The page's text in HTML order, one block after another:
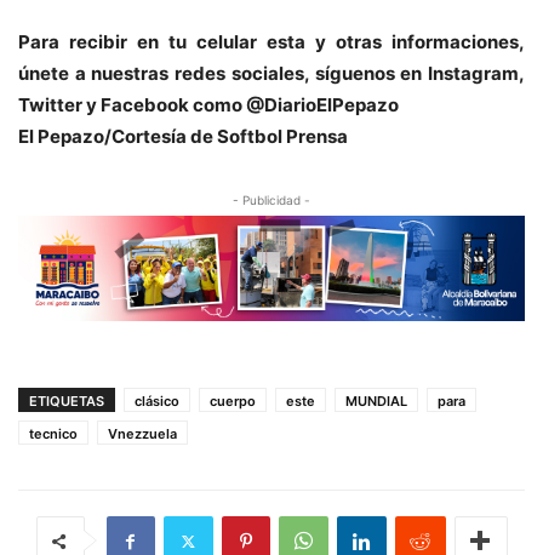
Para recibir en tu celular esta y otras informaciones,
únete a nuestras redes sociales, síguenos en Instagram,
Twitter y Facebook como @DiarioElPepazo
El Pepazo/Cortesía de Softbol Prensa
- Publicidad -
ETIQUETAS clásico cuerpo este MUNDIAL
para
tecnico
Vnezzuela